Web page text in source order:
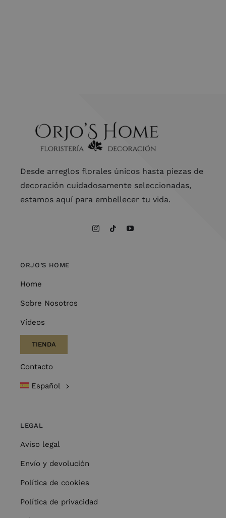
Desde arreglos florales únicos hasta piezas de
decoración cuidadosamente seleccionadas,
estamos aquí para embellecer tu vida.
ORJO’S HOME
Home
Sobre Nosotros
Vídeos
TIENDA
Contacto
Español
LEGAL
Aviso legal
Envío y devolución
Política de cookies
Política de privacidad